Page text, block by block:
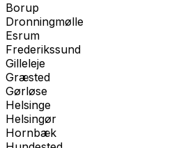
Borup
Dronningmølle
Esrum
Frederikssund
Gilleleje
Græsted
Gørløse
Helsinge
Helsingør
Hornbæk